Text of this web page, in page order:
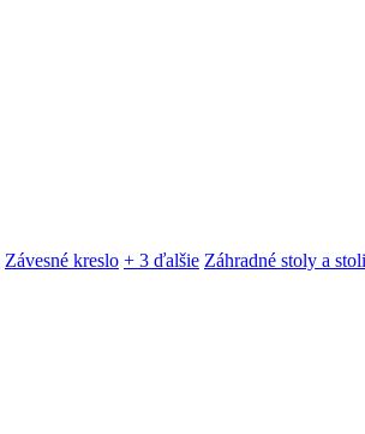
Závesné kreslo + 3 ďalšie Záhradné stoly a